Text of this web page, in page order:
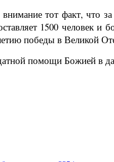
тот факт, что
1500 человек и
победы в Великой
помощи Божией в